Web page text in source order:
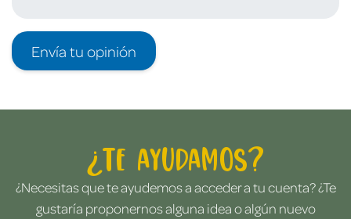
Envía tu opinión
¿Te ayudamos?
¿Necesitas que te ayudemos a acceder a tu cuenta? ¿Te
gustaría proponernos alguna idea o algún nuevo